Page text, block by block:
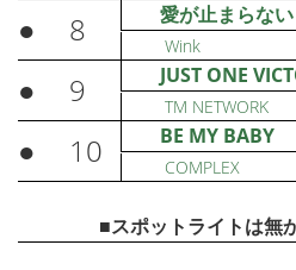
● 8 愛が止まらない
Wink
● 9 JUST ONE
TM NETWORK
● 10 BE MY BABY
COMPLEX
■スポットライトは無